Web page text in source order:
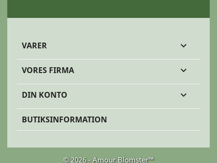
VARER 
VORES FIRMA 
DIN KONTO 
BUTIKSINFORMATION
© 2026 - Amour Blomster™